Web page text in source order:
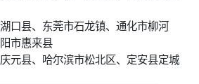
口县、东莞市石龙镇、通化市柳河
市惠来县
元县、哈尔滨市松北区、定安县定城